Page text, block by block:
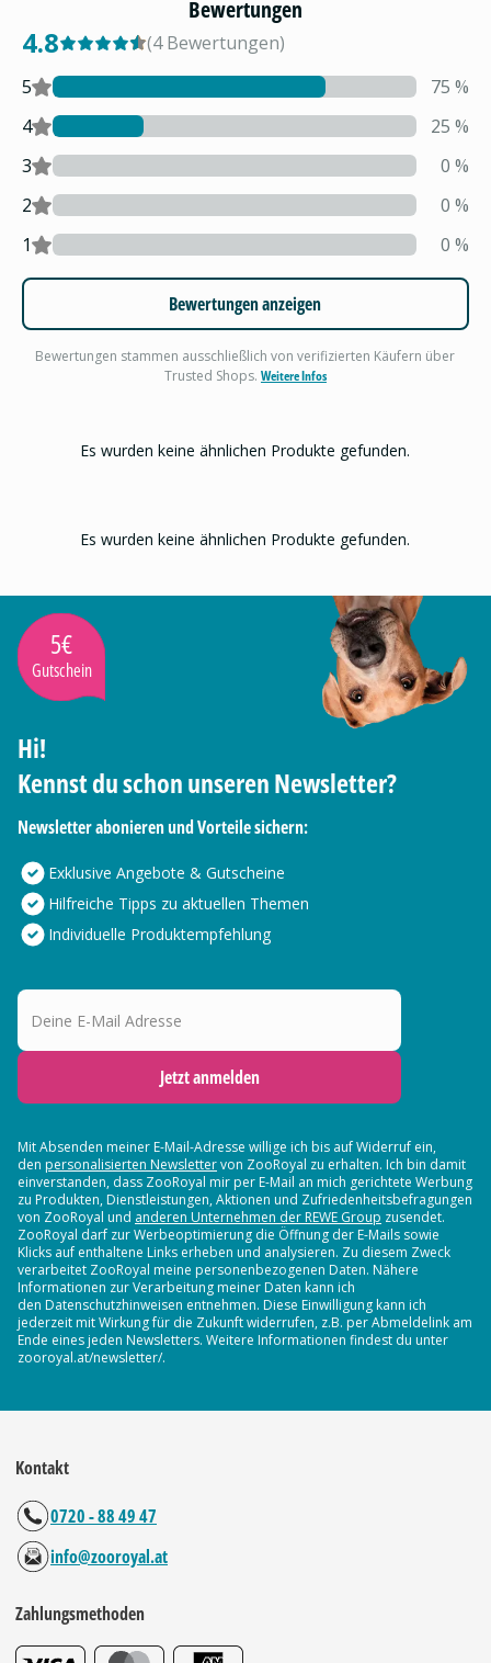
Bewertungen
4.8 (4 Bewertungen)
5
75 %
4
25 %
3
0 %
2
0 %
1
0 %
Bewertungen anzeigen
Bewertungen stammen ausschließlich von verifizierten Käufern über
Trusted Shops. Weitere Infos
Es wurden keine ähnlichen Produkte gefunden.
Es wurden keine ähnlichen Produkte gefunden.
5€
Gutschein
Hi!
Kennst du schon unseren Newsletter?
Newsletter abonieren und Vorteile sichern:
Exklusive Angebote & Gutscheine
Hilfreiche Tipps zu aktuellen Themen
Individuelle Produktempfehlung
Deine E-Mail Adresse
Jetzt anmelden
Mit Absenden meiner E-Mail-Adresse willige ich bis auf Widerruf ein,
den personalisierten Newslettervon ZooRoyal zu erhalten. Ich bin damit
einverstanden, dass ZooRoyal mir per E-Mail an mich gerichtete Werbung
zu Produkten, Dienstleistungen, Aktionen und Zufriedenheitsbefragungen
von ZooRoyal und anderen Unternehmen der REWE Group zusendet.
ZooRoyal darf zur Werbeoptimierung die Öffnung der E-Mails sowie
Klicks auf enthaltene Links erheben und analysieren. Zu diesem Zweck
verarbeitet ZooRoyal meine personenbezogenen Daten. Nähere
Informationen zur Verarbeitung meiner Daten kann ich
den Datenschutzhinweisen entnehmen. Diese Einwilligung kann ich
jederzeit mit Wirkung für die Zukunft widerrufen, z.B. per Abmeldelink am
Ende eines jeden Newsletters. Weitere Informationen findest du unter
zooroyal.at/newsletter/.
Kontakt
0720 - 88 49 47
info@zooroyal.at
Zahlungsmethoden